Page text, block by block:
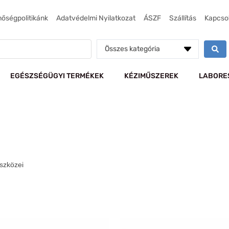
Adatvédelmi Nyilatkozat ÁSZF Szállítás
Összes kategória
EGÉSZSÉGÜGYI TERMÉKEK KÉZIMŰSZEREK